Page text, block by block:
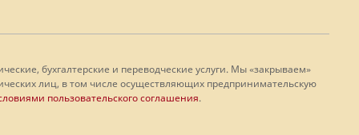
бухгалтерские и переводческие услуги. Мы «закрываем»
лиц, в том числе осуществляющих предпринимательскую
пользовательского соглашения.